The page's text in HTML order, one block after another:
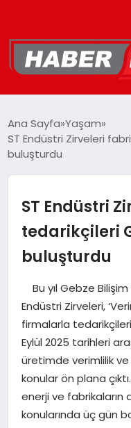
YAŞAM
MAGAZIN
SPOR
TEKNOLOJI
Ana Sayfa Yaşam
ST Endüstri Zirveleri
buluşturdu
ST Endüstri
tedarikçileri
buluşturdu
Bu yıl Gebze
Endüstri Zirveleri,
firmalarla
Eylül 2025 tarihleri
üretimde verimlilik ve
konular ön plana
enerji ve
konularında üç gün